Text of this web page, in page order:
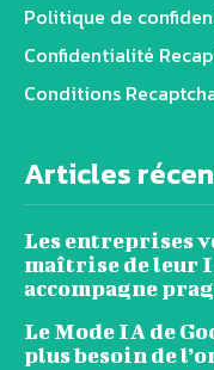
Politique de
Confidentialité
Conditions
Articles
Les entreprises
maîtrise de leur
accompagne
Le Mode IA de
plus besoin de